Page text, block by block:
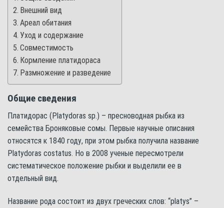
Внешний вид
Ареал обитания
Уход и содержание
Совместимость
Кормление платидораса
Размножение и разведение
Общие сведения
Платидорас (Platydoras sp.) – пресноводная рыбка из
семейства Броняковые сомы. Первые научные описания
относятся к 1840 году, при этом рыбка получила название
Platydoras costatus. Но в 2008 ученые пересмотрели
систематическое положение рыбки и выделили ее в
отдельный вид.
Название рода состоит из двух греческих слов: “platys” –